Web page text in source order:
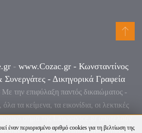
έναν περιορισμένο αριθμό cookies για τη βελτίωση της
- www.Cozac.gr - Κωνσταντίνος
- Δικηγορικά Γραφεία
την επιφύλαξη παντός δικαιώματος -
τα κείμενα, τα εικονίδια, οι λεκτικές
του ιδιοκτήτη, προστατευόμενη από τις